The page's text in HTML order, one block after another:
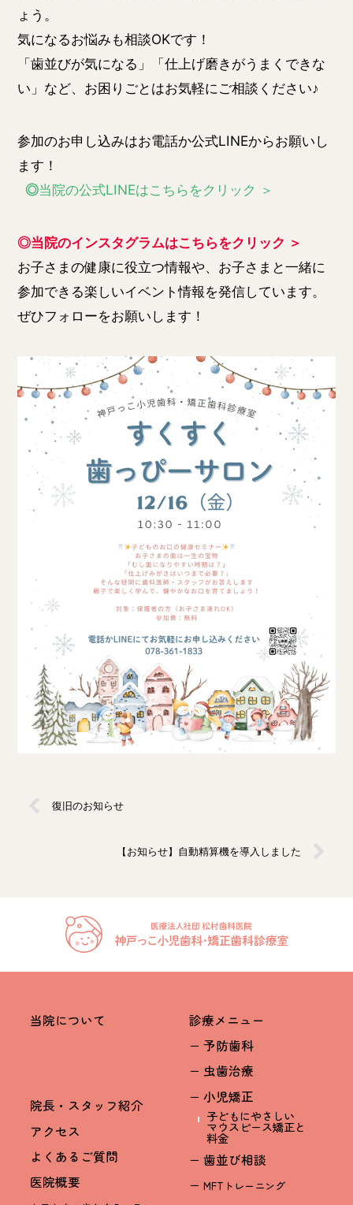
ょう。
気になるお悩みも相談OKです！
「歯並びが気になる」「仕上げ磨きがうまくできな
い」など、お困りごとはお気軽にご相談ください♪
参加のお申し込みはお電話か公式LINEからお願いし
ます！
◎当院の公式LINEはこちらをクリック ＞
◎当院のインスタグラムはこちらをクリック ＞
お子さまの健康に役立つ情報や、お子さまと一緒に
参加できる楽しいイベント情報を発信しています。
ぜひフォローをお願いします！
復旧のお知らせ
【お知らせ】自動精算機を導入しました
当院について
診療メニュー
− 予防歯科
− 虫歯治療
− 小児矯正
子どもにやさしい
マウスピース矯正と
料金
− 歯並び相談
− MFTトレーニング
院長・スタッフ紹介
アクセス
よくあるご質問
医院概要